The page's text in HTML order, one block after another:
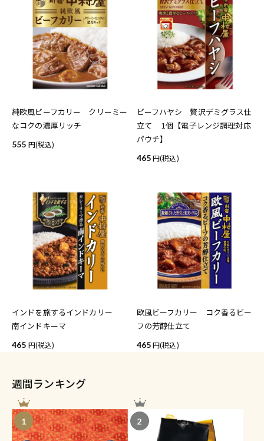
純欧風ビーフカリー クリーミー
なコクの濃厚リッチ
555 (税込)
ビーフハヤシ 贅沢デミグラス仕
立て 1個【電子レンジ調理対応
パウチ】
465 (税込)
インドを旅するインドカリー
南インドキーマ
465 (税込)
欧風ビーフカリー コク香るビー
フの芳醇仕立て
465 (税込)
週間ランキング
1 2